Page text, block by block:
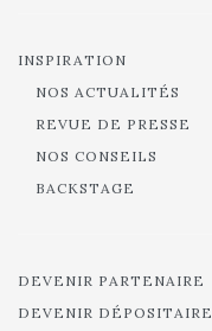
INSPIRATION
NOS ACTUALITÉS
REVUE DE PRESSE
NOS CONSEILS
BACKSTAGE
DEVENIR PARTENAIRE
DEVENIR DÉPOSITAIRE